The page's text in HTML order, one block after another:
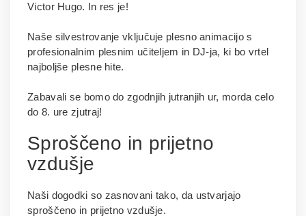
Victor Hugo. In res je!
Naše silvestrovanje vključuje plesno animacijo s
profesionalnim plesnim učiteljem in DJ-ja, ki bo vrtel
najboljše plesne hite.
Zabavali se bomo do zgodnjih jutranjih ur, morda celo
do 8. ure zjutraj!
Sproščeno in prijetno
vzdušje
Naši dogodki so zasnovani tako, da ustvarjajo
sproščeno in prijetno vzdušje.